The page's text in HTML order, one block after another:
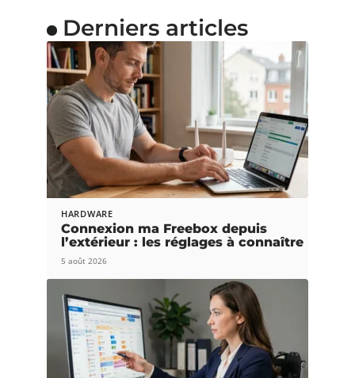
Derniers articles
HARDWARE
Connexion ma Freebox depuis
l’extérieur : les réglages à connaître
5 août 2026